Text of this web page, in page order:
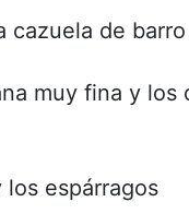
cazuela de
muy fina y los
espárragos